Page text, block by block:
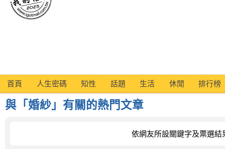
首頁 人生密碼 知性 話題 生活 休閒 排行榜
與「婚紗」有關的熱門文章
依網友所設關鍵字及票選結